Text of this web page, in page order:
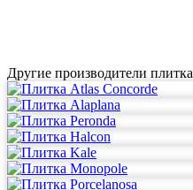
Другие производители плитка